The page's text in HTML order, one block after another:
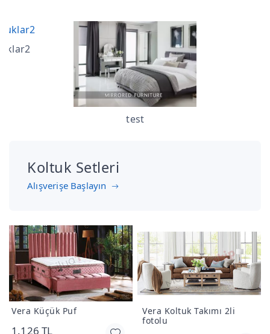
test
Koltuk Setleri
Alışverişe Başlayın
Vera Küçük Puf
1.126 TL
Vera Koltuk Takımı 2li
fotolu